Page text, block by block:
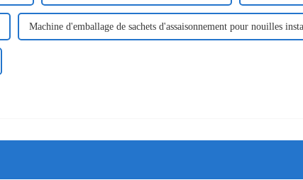
Machine d'emballage de sachets d'assaisonnement pour nouilles